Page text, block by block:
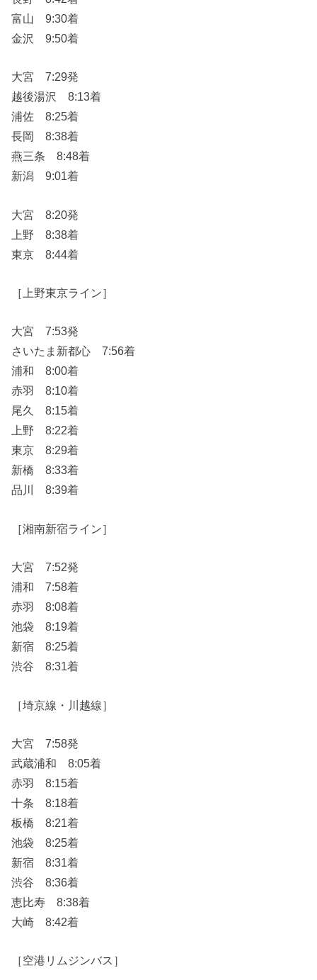
富山 9:30着
金沢 9:50着
大宮 7:29発
越後湯沢 8:13着
浦佐 8:25着
長岡 8:38着
燕三条 8:48着
新潟 9:01着
大宮 8:20発
上野 8:38着
東京 8:44着
［上野東京ライン］
大宮 7:53発
さいたま新都心 7:56着
浦和 8:00着
赤羽 8:10着
尾久 8:15着
上野 8:22着
東京 8:29着
新橋 8:33着
品川 8:39着
［湘南新宿ライン］
大宮 7:52発
浦和 7:58着
赤羽 8:08着
池袋 8:19着
新宿 8:25着
渋谷 8:31着
［埼京線・川越線］
大宮 7:58発
武蔵浦和 8:05着
赤羽 8:15着
十条 8:18着
板橋 8:21着
池袋 8:25着
新宿 8:31着
渋谷 8:36着
恵比寿 8:38着
大崎 8:42着
［空港リムジンバス］